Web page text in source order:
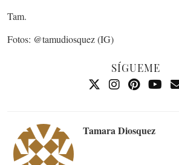
Tam.
Fotos: @tamudiosquez (IG)
SÍGUEME
Tamara Diosquez